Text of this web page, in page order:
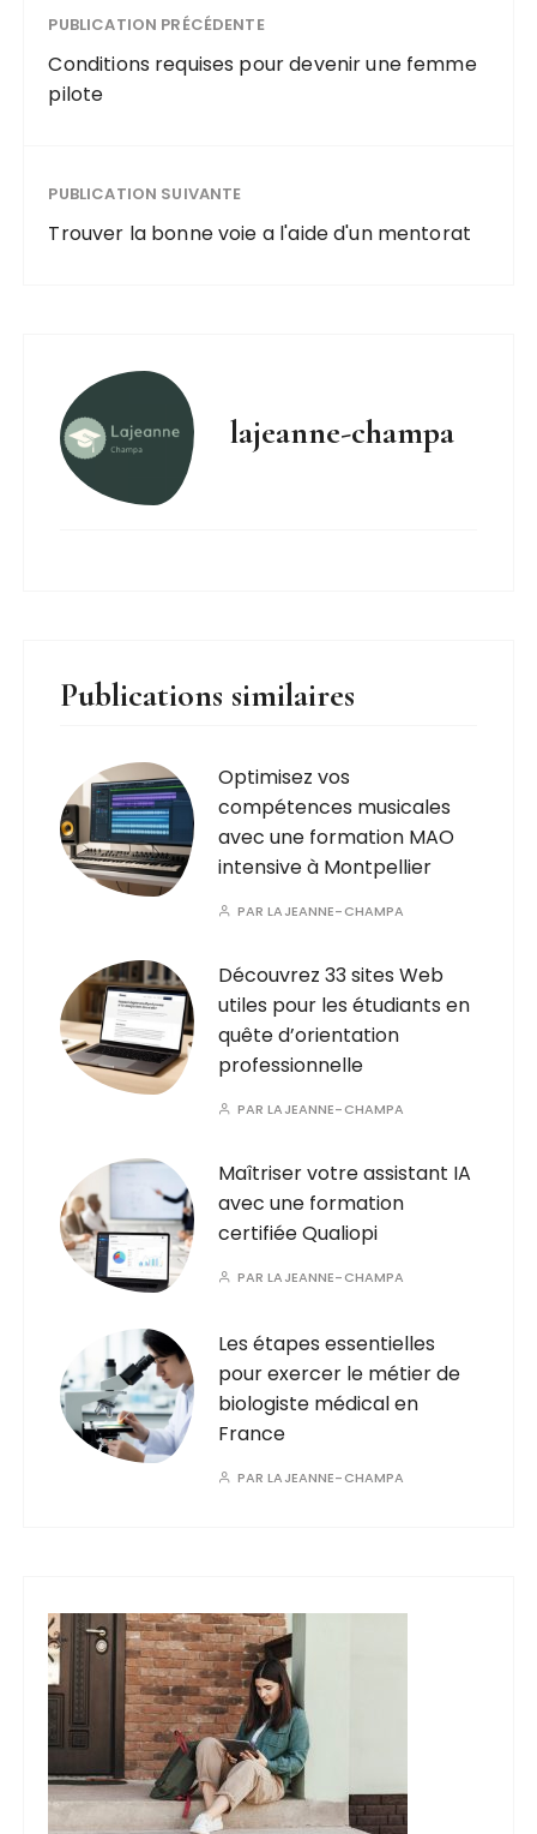
PUBLICATION PRÉCÉDENTE
Conditions requises pour devenir une femme
pilote
PUBLICATION SUIVANTE
Trouver la bonne voie a l'aide d'un mentorat
lajeanne-champa
Publications similaires
Optimisez vos
compétences musicales
avec une formation MAO
intensive à Montpellier
PARLAJEANNE-CHAMPA
Découvrez 33 sites Web
utiles pour les étudiants en
quête d’orientation
professionnelle
PARLAJEANNE-CHAMPA
Maîtriser votre assistant IA
avec une formation
certifiée Qualiopi
PARLAJEANNE-CHAMPA
Les étapes essentielles
pour exercer le métier de
biologiste médical en
France
PARLAJEANNE-CHAMPA